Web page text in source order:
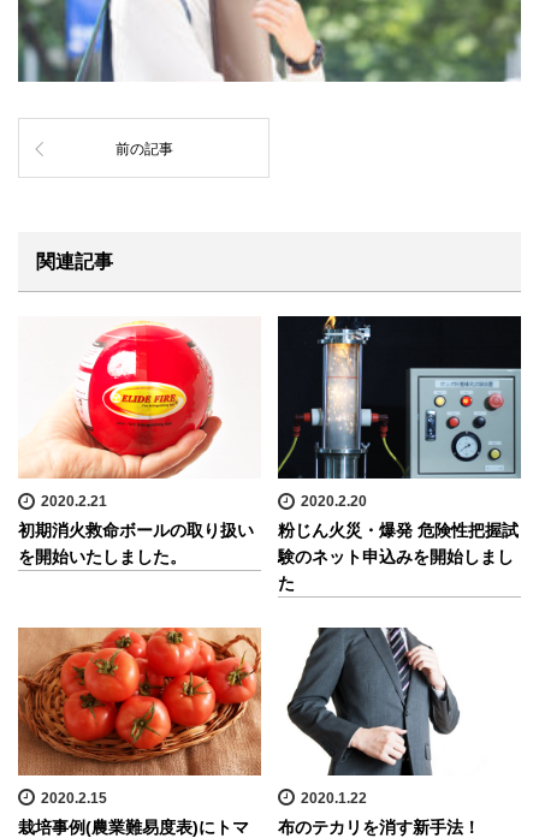
前の記事
関連記事
2020.2.21
初期消火救命ボールの取り扱い
を開始いたしました。
2020.2.20
粉じん火災・爆発 危険性把握試
験のネット申込みを開始しまし
た
2020.2.15
栽培事例(農業難易度表)にトマ
2020.1.22
布のテカリを消す新手法！